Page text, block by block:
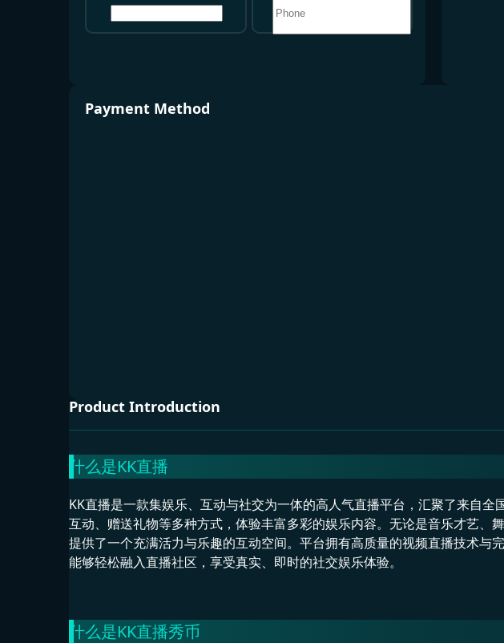
Payment Method
Product Introduction
什么是KK直播
KK直播是一款集娱乐、互动与社交为一体的高人气直播平台，汇聚了来自
互动、赠送礼物等多种方式，体验丰富多彩的娱乐内容。无论是音乐才艺、
提供了一个充满活力与乐趣的互动空间。平台拥有高质量的视频直播技术与
能够轻松融入直播社区，享受真实、即时的社交娱乐体验。
什么是KK直播秀币